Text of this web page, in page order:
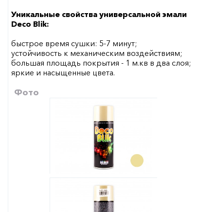
Уникальные свойства универсальной эмали
Deco Blik:
быстрое время сушки: 5-7 минут;
устойчивость к механическим воздействиям;
большая площадь покрытия - 1 м.кв в два слоя;
яркие и насыщенные цвета.
Фото